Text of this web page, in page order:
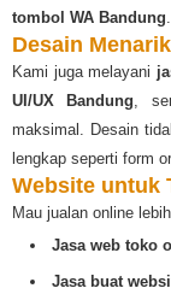
tombol WA Bandung.
Desain
Kami juga melayani
UI/UX Bandung,
maksimal. Desain
lengkap seperti form
Website untuk
Mau jualan online
Jasa web toko
Jasa buat